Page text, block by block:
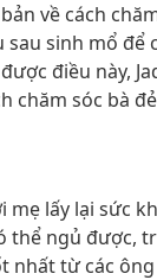
về cách
sau sinh mổ để
điều này,
chăm sóc bà đẻ
mẹ lấy lại sức
thể ngủ được,
nhất từ các